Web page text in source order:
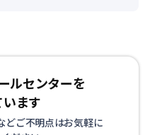
ルセンターを
います
どご不明点はお気軽に